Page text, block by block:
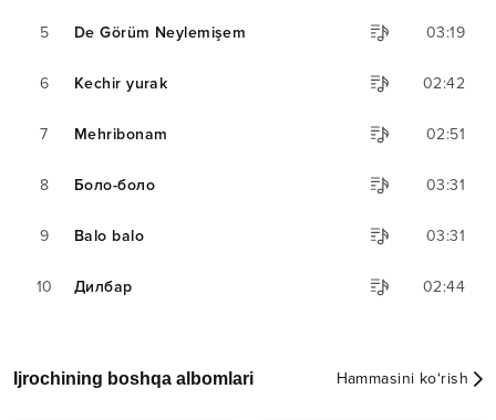
5 De Görüm Neylemişem 03:19
6 Kechir yurak 02:42
7 Mehribonam 02:51
8 Боло-боло 03:31
9 Balo balo 03:31
10 Дилбар 02:44
Ijrochining boshqa albomlari Hammasini ko‘rish